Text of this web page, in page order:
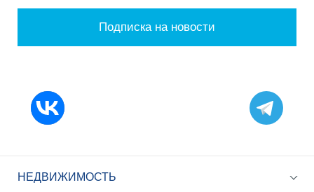
Подписка на новости
НЕДВИЖИМОСТЬ